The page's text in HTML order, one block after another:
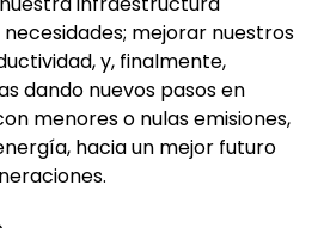
mejorar nuestros
y, finalmente,
dando nuevos pasos en
menores o nulas emisiones,
hacia un mejor futuro